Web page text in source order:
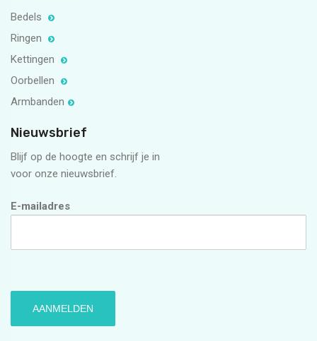
Bedels
Ringen
Kettingen
Oorbellen
Armbanden
Nieuwsbrief
Blijf op de hoogte en schrijf je in
voor onze nieuwsbrief.
E-mailadres